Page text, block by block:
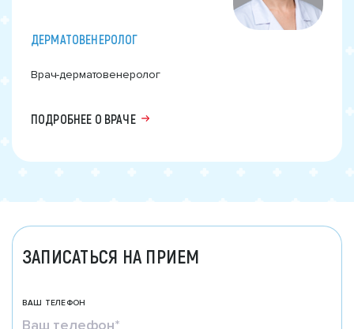
ДЕРМАТОВЕНЕРОЛОГ
Врач-дерматовенеролог
ПОДРОБНЕЕ О ВРАЧЕ
ЗАПИСАТЬСЯ НА ПРИЕМ
ВАШ ТЕЛЕФОН